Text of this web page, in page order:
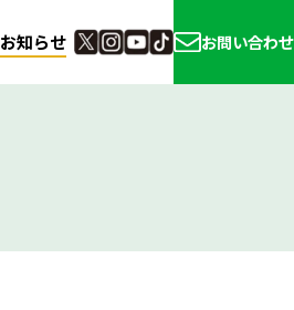
お知らせ お問い合わせ